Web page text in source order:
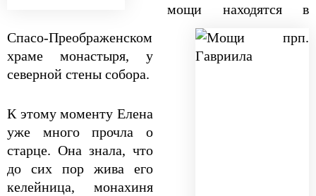
мощи находятся в
Спасо-­Преображенском
храме монастыря, у
северной стены собора.
К этому моменту Елена
уже много прочла о
старце. Она знала, что
до сих пор жива его
келейница, монахиня